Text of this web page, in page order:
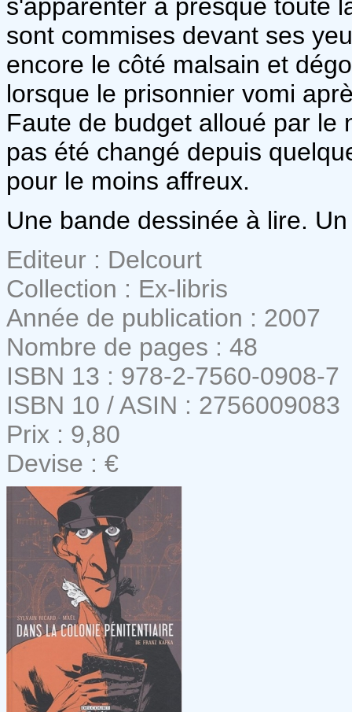
s'apparenter à presque toute
sont commises devant ses
encore le côté malsain et
lorsque le prisonnier vomi
Faute de budget alloué par le
pas été changé depuis
pour le moins affreux.
Une bande dessinée à lire.
Editeur : Delcourt
Collection : Ex-libris
Année de publication : 2007
Nombre de pages : 48
ISBN 13 : 978-2-7560-0908-7
ISBN 10 / ASIN : 2756009083
Prix : 9,80
Devise : €